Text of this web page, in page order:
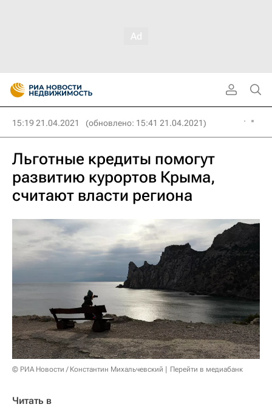
15:19 21.04.2021 (обновлено: 15:41 21.04.2021)
Льготные кредиты помогут
развитию курортов Крыма,
считают власти региона
© РИА Новости / Константин Михальчевский Перейти в медиабанк
Читать в